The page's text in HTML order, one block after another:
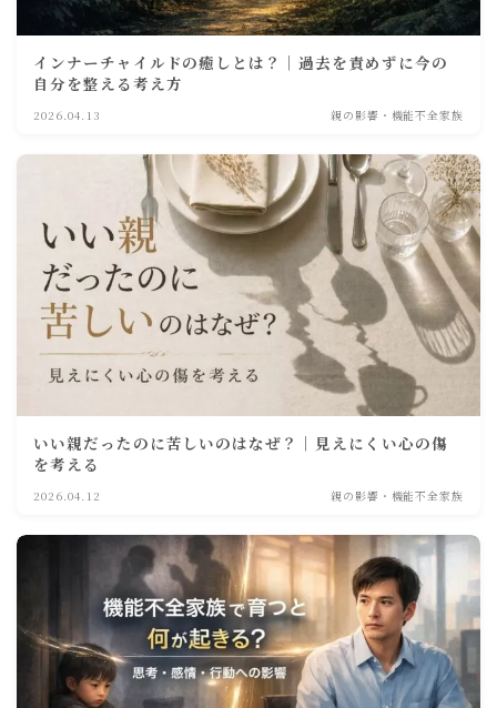
Follow Me
インナーチャイルドの癒しとは？｜過去を責めずに今の
自分を整える考え方
2026.04.13 親の影響・機能不全家族
いい親だったのに苦しいのはなぜ？｜見えにくい心の傷
を考える
2026.04.12 親の影響・機能不全家族